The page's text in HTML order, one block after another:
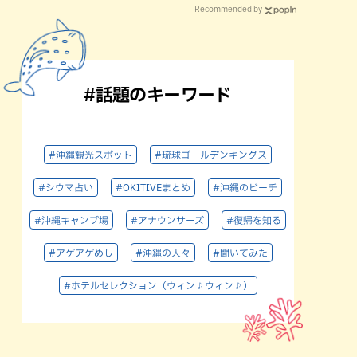
Recommended by
#話題のキーワード
#沖縄観光スポット #琉球ゴールデンキングス
#シウマ占い #OKITIVEまとめ #沖縄のビーチ
#沖縄キャンプ場 #アナウンサーズ #復帰を知る
#アゲアゲめし #沖縄の人々 #聞いてみた
#ホテルセレクション（ウィン♪ウィン♪）